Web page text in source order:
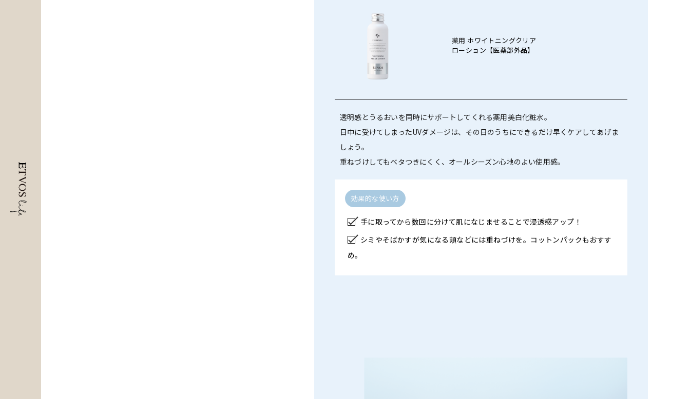
薬用 ホワイトニングクリア
ローション【医薬部外品】
透明感とうるおいを同時にサポートしてくれる薬用美白化粧水。
日中に受けてしまったUVダメージは、その日のうちにできるだけ早くケアしてあげま
しょう。
重ねづけしてもベタつきにくく、オールシーズン心地のよい使用感。
効果的な使い方
手に取ってから数回に分けて肌になじませることで浸透感アップ！
シミやそばかすが気になる頬などには重ねづけを。コットンパックもおすす
め。